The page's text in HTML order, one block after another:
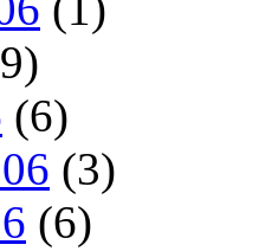
(6)
(3)
(6)